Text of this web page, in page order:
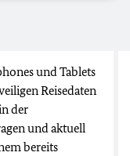
und Tablets
Reisedaten
der
und aktuell
bereits